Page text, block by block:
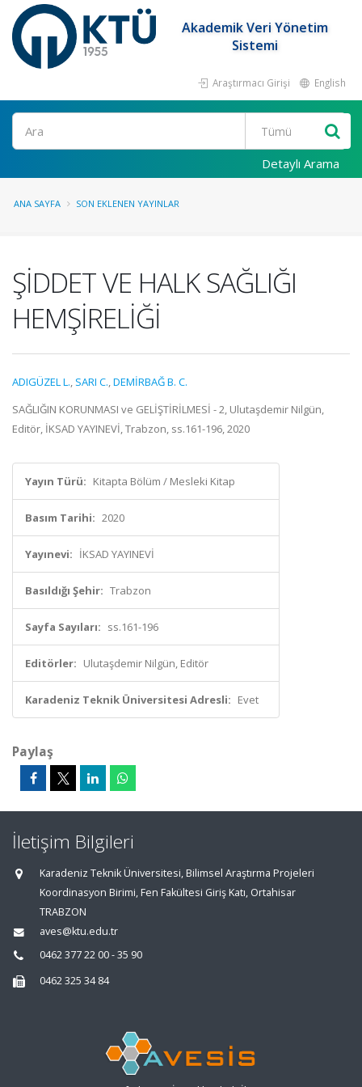
Akademik Veri Yönetim
Sistemi
Araştırmacı Girişi English
Ara
Detaylı Arama
ANA SAYFA SON EKLENEN YAYINLAR
ŞİDDET VE HALK SAĞLIĞI
HEMŞİRELİĞİ
ADIGÜZEL L., SARI C.,DEMİRBAĞ B. C.
SAĞLIĞIN KORUNMASI ve GELİŞTİRİLMESİ - 2, Ulutaşdemir Nilgün,
Editör, İKSAD YAYINEVİ, Trabzon, ss.161-196, 2020
Yayın Türü: Kitapta Bölüm / Mesleki Kitap
Basım Tarihi: 2020
Yayınevi: İKSAD YAYINEVİ
Basıldığı Şehir: Trabzon
Sayfa Sayıları: ss.161-196
Editörler: Ulutaşdemir Nilgün, Editör
Karadeniz Teknik Üniversitesi Adresli: Evet
Paylaş
İletişim Bilgileri
Karadeniz Teknik Üniversitesi, Bilimsel Araştırma Projeleri
Koordinasyon Birimi, Fen Fakültesi Giriş Katı, Ortahisar
TRABZON
aves@ktu.edu.tr
0462 377 22 00 - 35 90
0462 325 34 84